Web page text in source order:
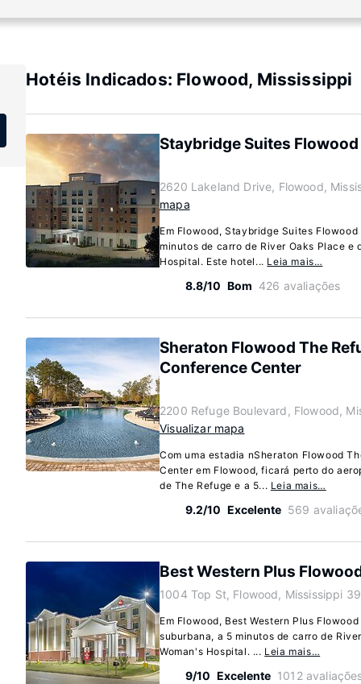
Hotéis Indicados: Flowood, Mississippi
Staybridge Suites
2620 Lakeland Drive, Flowood,
mapa
Em Flowood, Staybridge Suites
minutos de carro de River Oaks Place e
Hospital. Este hotel... Leia mais…
8.8/10 Bom 426 avaliações
Sheraton Flowood The
Conference Center
2200 Refuge Boulevard, Flowood,
Visualizar mapa
Com uma estadia nSheraton Flowood
Center em Flowood, ficará perto do
de The Refuge e a 5... Leia mais…
9.2/10 Excelente 569
Best Western Plus
1004 Top St, Flowood, Mississippi
Em Flowood, Best Western Plus
suburbana, a 5 minutos de carro de
Woman's Hospital. ... Leia mais…
9/10 Excelente 1012